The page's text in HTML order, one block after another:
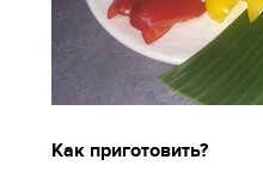
Как приготовить?